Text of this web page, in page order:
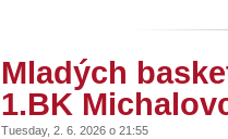
Mladých
1.BK
Tuesday, 2. 6. 2026 o 21:55